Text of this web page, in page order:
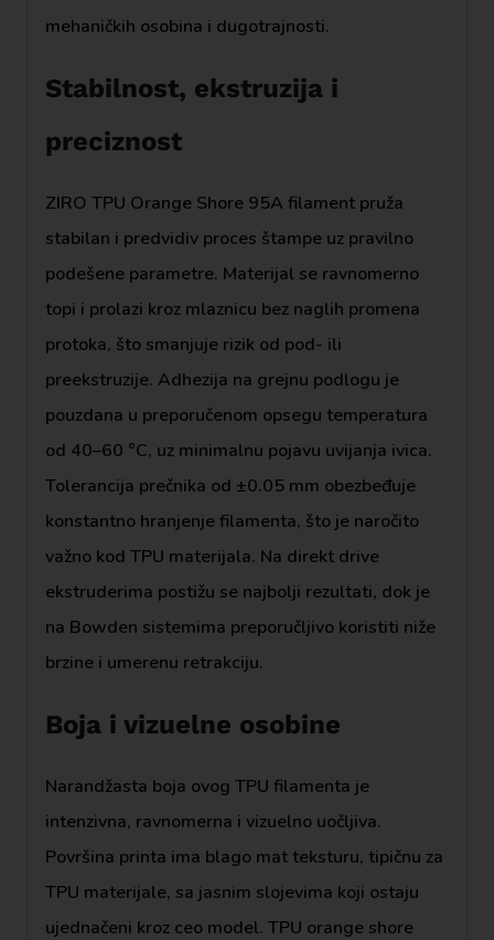
mehaničkih osobina i dugotrajnosti.
Stabilnost, ekstruzija i
preciznost
ZIRO TPU Orange Shore 95A filament pruža
stabilan i predvidiv proces štampe uz pravilno
podešene parametre. Materijal se ravnomerno
topi i prolazi kroz mlaznicu bez naglih promena
protoka, što smanjuje rizik od pod- ili
preekstruzije. Adhezija na grejnu podlogu je
pouzdana u preporučenom opsegu temperatura
od 40–60 °C, uz minimalnu pojavu uvijanja ivica.
Tolerancija prečnika od ±0.05 mm obezbeđuje
konstantno hranjenje filamenta, što je naročito
važno kod TPU materijala. Na direkt drive
ekstruderima postižu se najbolji rezultati, dok je
na Bowden sistemima preporučljivo koristiti niže
brzine i umerenu retrakciju.
Boja i vizuelne osobine
Narandžasta boja ovog TPU filamenta je
intenzivna, ravnomerna i vizuelno uočljiva.
Površina printa ima blago mat teksturu, tipičnu za
TPU materijale, sa jasnim slojevima koji ostaju
ujednačeni kroz ceo model. TPU orange shore